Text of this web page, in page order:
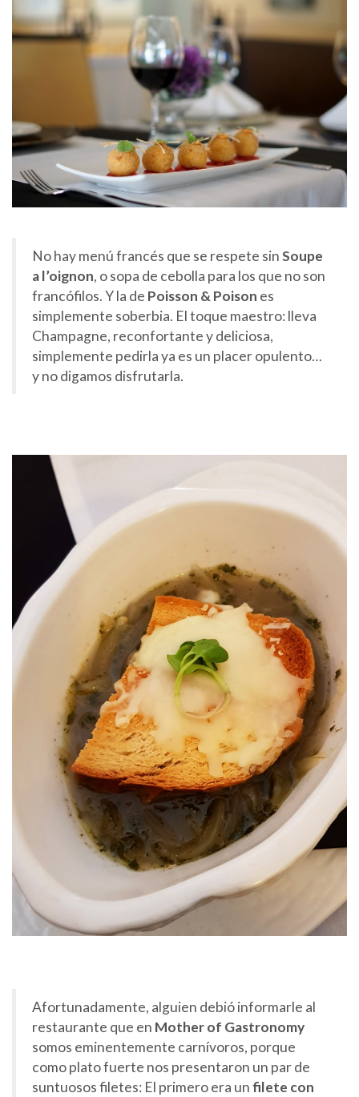
No hay menú francés que se respete sinSoupe
a l’oignon, o sopa de cebolla para los que no son
francófilos. Y la de Poisson & Poison es
simplemente soberbia. El toque maestro: lleva
Champagne, reconfortante y deliciosa,
simplemente pedirla ya es un placer opulento…
y no digamos disfrutarla.
Afortunadamente, alguien debió informarle al
restaurante que en Mother of Gastronomy
somos eminentemente carnívoros, porque
como plato fuerte nos presentaron un par de
suntuosos filetes: El primero era unfilete con